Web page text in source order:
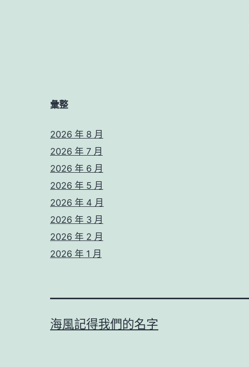
彙整
2026 年 8 月
2026 年 7 月
2026 年 6 月
2026 年 5 月
2026 年 4 月
2026 年 3 月
2026 年 2 月
2026 年 1 月
海風記得我們的名字